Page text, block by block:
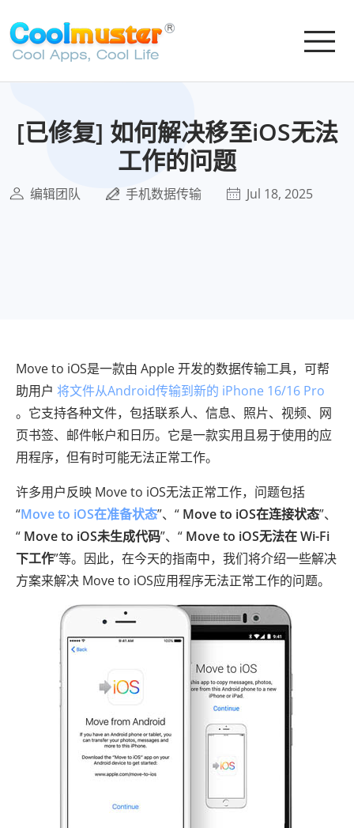
[已修复] 如何解决移至iOS无法
工作的问题
编辑团队 手机数据传输 Jul 18, 2025
Move to iOS是一款由 Apple 开发的数据传输工具，可帮
助用户 将文件从Android传输到新的 iPhone 16/16 Pro
。它支持各种文件，包括联系人、信息、照片、视频、网
页书签、邮件帐户和日历。它是一款实用且易于使用的应
用程序，但有时可能无法正常工作。
许多用户反映 Move to iOS无法正常工作，问题包括
“Move to iOS在准备状态”、“ Move to iOS在连接状态”、
“ Move to iOS未生成代码”、“ Move to iOS无法在 Wi-Fi
下工作”等。因此，在今天的指南中，我们将介绍一些解决
方案来解决 Move to iOS应用程序无法正常工作的问题。